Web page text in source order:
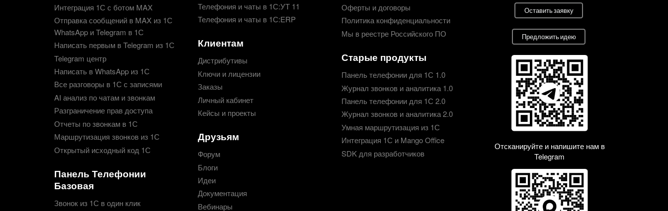
Интеграция 1С с ботом MAX
Отправка сообщений в MAX из 1С
WhatsApp и Telegram в 1С
Написать первым в Telegram из 1С
Telegram центр
Написать в WhatsApp из 1С
Все разговоры в 1С с записями
AI анализ по чатам и звонкам
Разграничение прав доступа
Отчеты по звонкам в 1С
Маршрутизация звонков из 1С
Открытый исходный код 1С
Панель Телефонии
Базовая
Звонок из 1С в один клик
Телефония и чаты в 1С:УТ 11
Телефония и чаты в 1С:ERP
Клиентам
Дистрибутивы
Ключи и лицензии
Заказы
Личный кабинет
Кейсы и проекты
Друзьям
Форум
Блоги
Идеи
Документация
Вебинары
Оферты и договоры
Политика конфиденциальности
Мы в реестре Российского ПО
Старые продукты
Панель телефонии для 1С 1.0
Журнал звонков и аналитика 1.0
Панель телефонии для 1С 2.0
Журнал звонков и аналитика 2.0
Умная маршрутизация из 1С
Интеграция 1С и Mango Office
SDK для разработчиков
Оставить заявку
Предложить идею
Отсканируйте и напишите нам в
Telegram